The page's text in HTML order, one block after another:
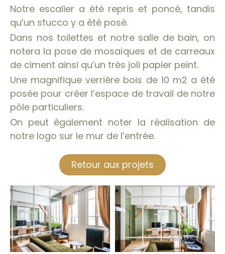
Notre escalier a été repris et poncé, tandis
qu’un stucco y a été posé.
Dans nos toilettes et notre salle de bain, on
notera la pose de mosaïques et de carreaux
de ciment ainsi qu’un très joli papier peint.
Une magnifique verrière bois de 10 m2 a été
posée pour créer l’espace de travail de notre
pôle particuliers.
On peut également noter la réalisation de
notre logo sur le mur de l’entrée.
Retour aux projets